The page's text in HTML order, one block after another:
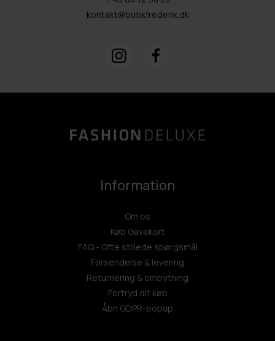
kontakt@butikfrederik.dk
Information
Om os
Køb Gavekort
FAQ - Ofte stillede spørgsmål
Forsendelse & levering
Returnering & ombytning
Fortryd dit køb
Åbn GDPR-popup